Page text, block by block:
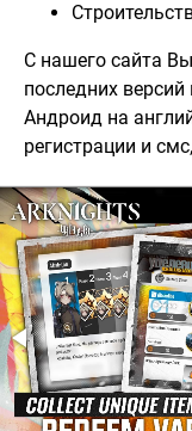
С нашего сайта
последних
Андроид на
регистрации и